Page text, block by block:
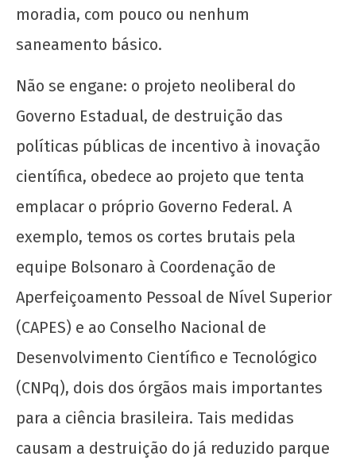
Teses da UJC e do MEP para o 5º Encontro
Nacional de Grêmios: avançar a Escola
Popular, rumo ao socialismo!
4 de
setembro
de 2019
wp-
moradia, com pouco ou nenhum
saneamento básico.
Não se engane: o projeto neoliberal do
Governo Estadual, de destruição das
políticas públicas de incentivo à inovação
científica, obedece ao projeto que tenta
emplacar o próprio Governo Federal. A
exemplo, temos os cortes brutais pela
equipe Bolsonaro à Coordenação de
Aperfeiçoamento Pessoal de Nível Superior
(CAPES) e ao Conselho Nacional de
Desenvolvimento Científico e Tecnológico
(CNPq), dois dos órgãos mais importantes
para a ciência brasileira. Tais medidas
causam a destruição do já reduzido parque